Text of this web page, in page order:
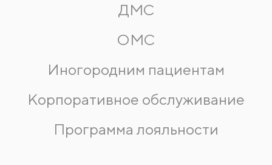
ДМС
ОМС
Иногородним пациентам
Корпоративное обслуживание
Программа лояльности